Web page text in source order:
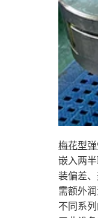
梅花型
嵌入两
装偏差
需额外
不同系